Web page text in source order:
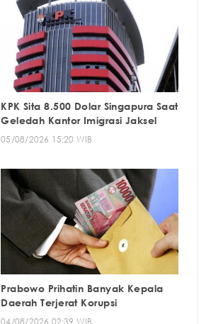
KPK Sita 8.500 Dolar Singapura Saat
Geledah Kantor Imigrasi Jaksel
05/08/2026 15:20 WIB
Prabowo Prihatin Banyak Kepala
Daerah Terjerat Korupsi
04/08/2026 02:39 WIB